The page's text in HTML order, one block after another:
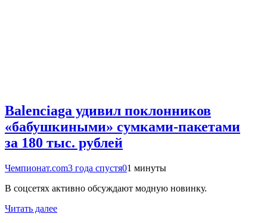
Balenciaga удивил поклонников
«бабушкиными» сумками-пакетами
за 180 тыс. рублей
Чемпионат.com3 года спустя01 минуты
В соцсетях активно обсуждают модную новинку.
Читать далее